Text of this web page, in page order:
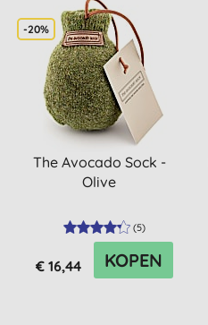
-20%
The Avocado Sock -
Olive
(5)
€ 16,44 KOPEN